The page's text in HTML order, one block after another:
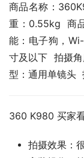
商品名称：
重：0.55kg  商
能：电子狗，
寸及以下  拍摄
型：通用单镜头
360 K980 买家看
拍摄效果：